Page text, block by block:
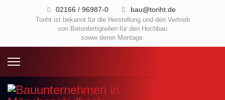
02166 / 96987-0 bau@toriht.de
Toriht ist bekannt für die Herstellung und den Vertrieb
von Betonfertigteilen für den Hochbau
sowie deren Montage.